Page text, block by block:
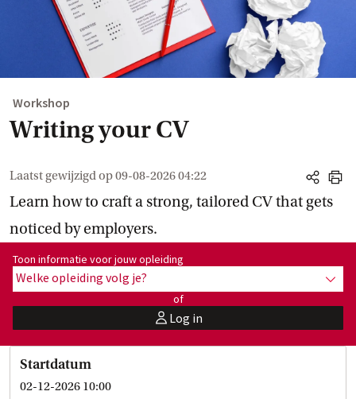
Workshop
Writing your CV
Laatst gewijzigd op09-08-2026 04:22
share
print
Learn how to craft a strong, tailored CV that gets
noticed by employers.
Toon informatie voor opleiding:
Toon informatie voor jouw opleiding
Welke opleiding volg je? toon
of
userLog in
Startdatum
02-12-2026 10:00